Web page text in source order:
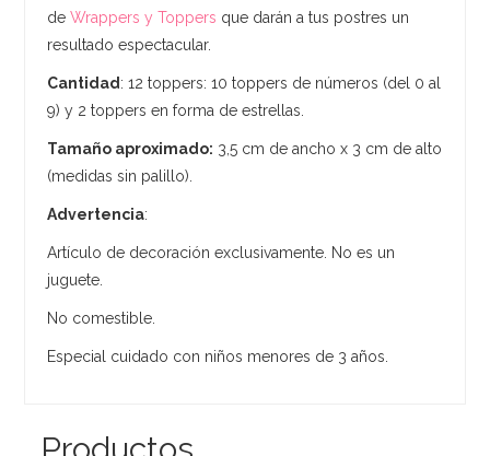
deWrappers y Toppers que darán a tus postres un
resultado espectacular.
Cantidad : 12 toppers: 10 toppers de números (del 0 al
9) y 2 toppers en forma de estrellas.
Tamaño aproximado: 3,5 cm de ancho x 3 cm de alto
(medidas sin palillo).
Advertencia:
Artículo de decoración exclusivamente. No es un
juguete.
No comestible.
Especial cuidado con niños menores de 3 años.